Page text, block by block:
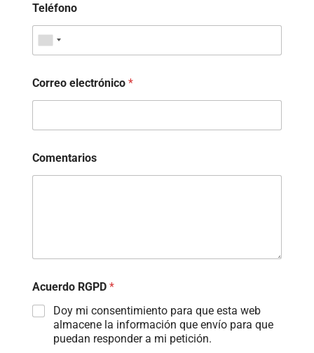
Teléfono
Correo electrónico *
Comentarios
Acuerdo RGPD *
Doy mi consentimiento para que esta web
almacene la información que envío para que
puedan responder a mi petición.